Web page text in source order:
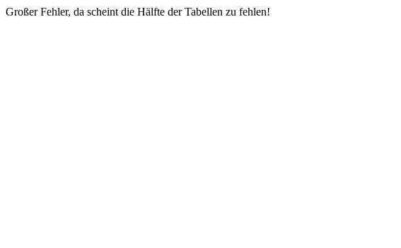
Großer Fehler, da scheint die Hälfte der Tabellen zu fehlen!